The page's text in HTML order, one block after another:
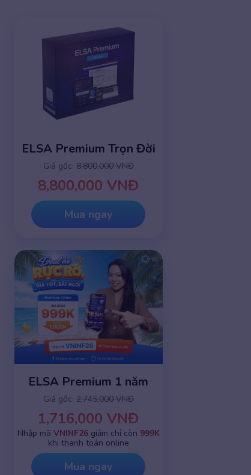
ELSA Premium Trọn Đời
Giá gốc: 8,800,000 VNĐ
8,800,000 VNĐ
Mua ngay
ELSA Premium 1 năm
Giá gốc: 2,745,000 VNĐ
1,716,000 VNĐ
Nhập mã VNINF26giảm chỉ còn 999K
khi thanh toán online
Mua ngay